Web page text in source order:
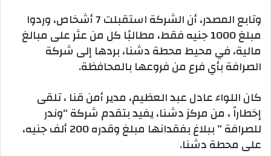
وتابع المصدر، أن الشركة استقبلت 7 أشخاص، وردوا
مبلغ 1000 جنيه فقط، مطالبًا كل من عثر على مبالغ
مالية، في محيط محطة دشنا، بردها إلى شركة
الصرافة بأي فرع من فروعها بالمحافظة.
كان اللواء عادل عبد العظيم، مدير أمن قنا ، تلقى
إخطاراً ، من مركز دشنا، يفيد بتقدم شركة “وندر
للصرافة ” ببلاغ بفقدانها مبلغ وقدره 200 ألف جنيه،
على محطة دشنا.